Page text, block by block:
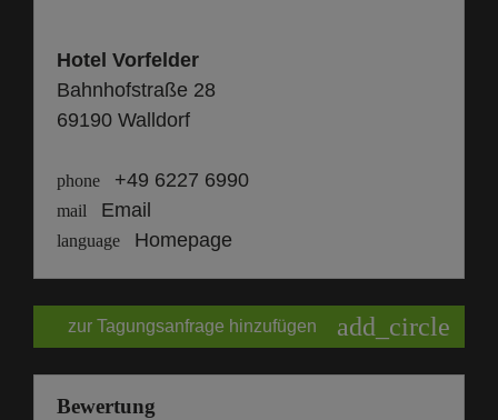
Hotel Vorfelder
Bahnhofstraße 28
69190 Walldorf
phone +49 6227 6990
mail Email
language Homepage
zur Tagungsanfrage hinzufügen add_circle
Bewertung